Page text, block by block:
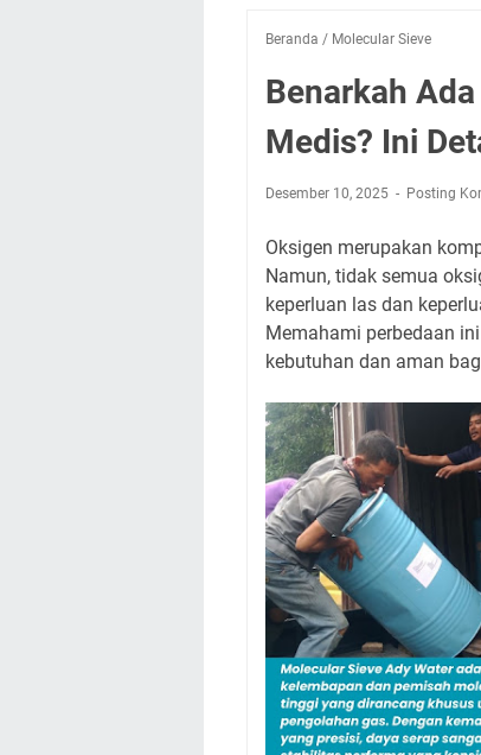
Beranda / Molecular Sieve
Benarkah
Medis? Ini
Desember 10, 2025 Posting
Oksigen merupakan
Namun, tidak semua
keperluan las dan
Memahami perbedaan
kebutuhan dan aman